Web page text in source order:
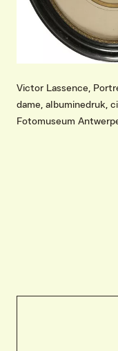
Victor Lassence,
dame, albuminedruk,
Fotomuseum